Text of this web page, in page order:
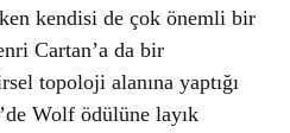
kendisi de çok önemli bir
Cartan’a da bir
topoloji alanına yaptığı
Wolf ödülüne layık